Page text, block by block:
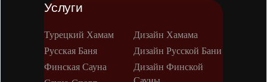
Услуги
Турецкий Хамам
Русская Баня
Финская Сауна
Дизайн Хамама
Дизайн Русской Бани
Дизайн Финской